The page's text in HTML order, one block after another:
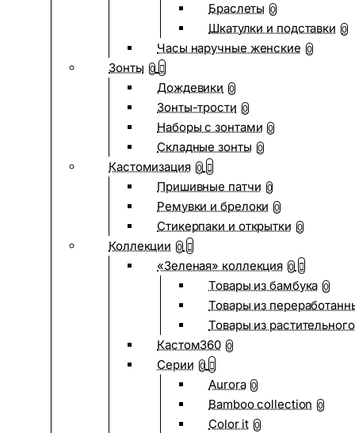
Браслеты 0
Шкатулки и подставки 0
Часы наручные женские 0
Зонты 0
Дождевики 0
Зонты-трости 0
Наборы с зонтами 0
Складные зонты 0
Кастомизация 0
Пришивные патчи 0
Ремувки и брелоки 0
Стикерпаки и открытки 0
Коллекции 0
«Зеленая» коллекция 0
Товары из бамбука 0
Товары из
Товары из
Кастом360 0
Серии 0
Aurora 0
Bamboo collection 0
Color it 0